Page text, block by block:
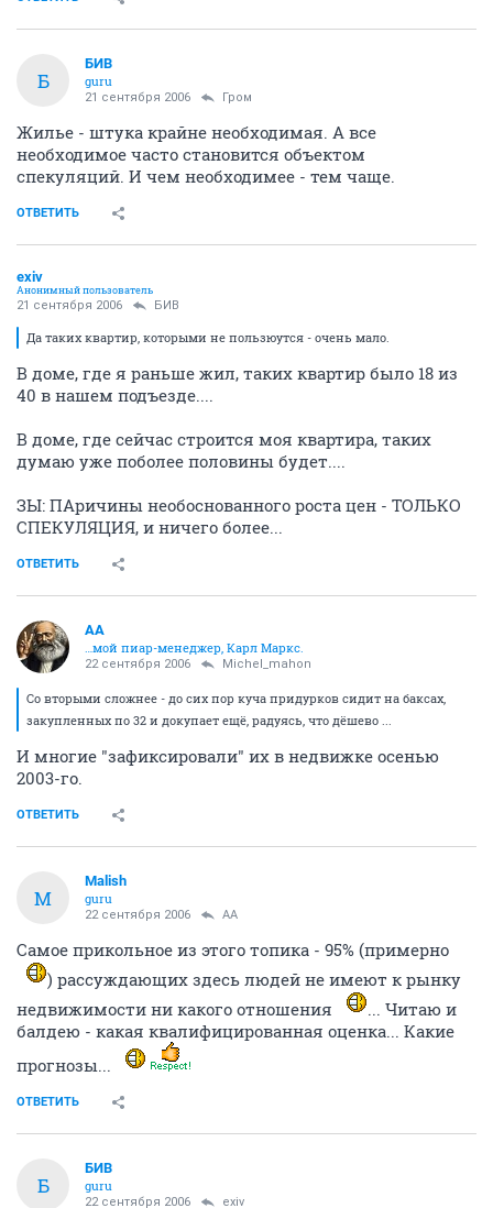
Б
БИВ
guru
21 сентября 2006 Гром
Жилье - штука крайне необходимая. А все
необходимое часто становится объектом
спекуляций. И чем необходимее - тем чаще.
ОТВЕТИТЬ
exiv
Анонимный пользователь
21 сентября 2006 БИВ
Да таких квартир, которыми не пользюутся - очень мало.
В доме, где я раньше жил, таких квартир было 18 из
40 в нашем подъезде....
В доме, где сейчас строится моя квартира, таких
думаю уже поболее половины будет....
ЗЫ: ПАричины необоснованного роста цен - ТОЛЬКО
СПЕКУЛЯЦИЯ, и ничего более...
ОТВЕТИТЬ
AA
…мой пиар-менеджер, Карл Маркс.
22 сентября 2006 Michel_mahon
Со вторыми сложнее - до сих пор куча придурков сидит на баксах,
закупленных по 32 и докупает ещё, радуясь, что дёшево ...
И многие "зафиксировали" их в недвижке осенью
2003-го.
ОТВЕТИТЬ
M
Malish
guru
22 сентября 2006 AA
Самое прикольное из этого топика - 95% (примерно
) рассуждающих здесь людей не имеют к рынку
недвижимости ни какого отношения
... Читаю и
балдею - какая квалифицированная оценка... Какие
прогнозы...
ОТВЕТИТЬ
Б
БИВ
guru
22 сентября 2006 exiv